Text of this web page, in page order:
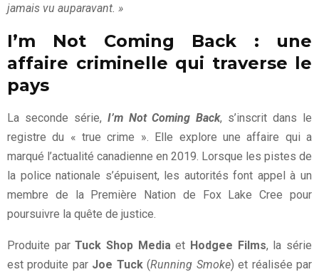
jamais vu auparavant. »
I’m Not Coming Back : une
affaire criminelle qui traverse le
pays
La seconde série, I’m Not Coming Back, s’inscrit dans le
registre du « true crime ». Elle explore une affaire qui a
marqué l’actualité canadienne en 2019. Lorsque les pistes de
la police nationale s’épuisent, les autorités font appel à un
membre de la Première Nation de Fox Lake Cree pour
poursuivre la quête de justice.
Produite parTuck Shop Media et Hodgee Films, la série
est produite par Joe Tuck(Running Smoke) et réalisée par